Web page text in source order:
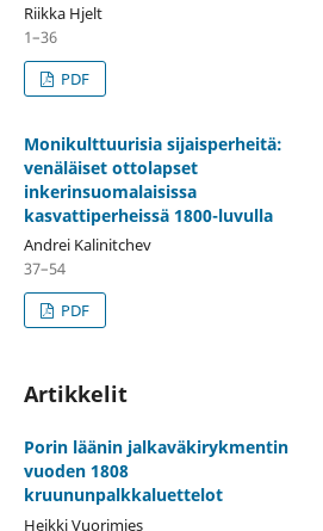
Riikka Hjelt
1–36
PDF
Monikulttuurisia sijaisperheitä:
venäläiset ottolapset
inkerinsuomalaisissa
kasvattiperheissä 1800-luvulla
Andrei Kalinitchev
37–54
PDF
Artikkelit
Porin läänin jalkaväkirykmentin
vuoden 1808
kruununpalkkaluettelot
Heikki Vuorimies